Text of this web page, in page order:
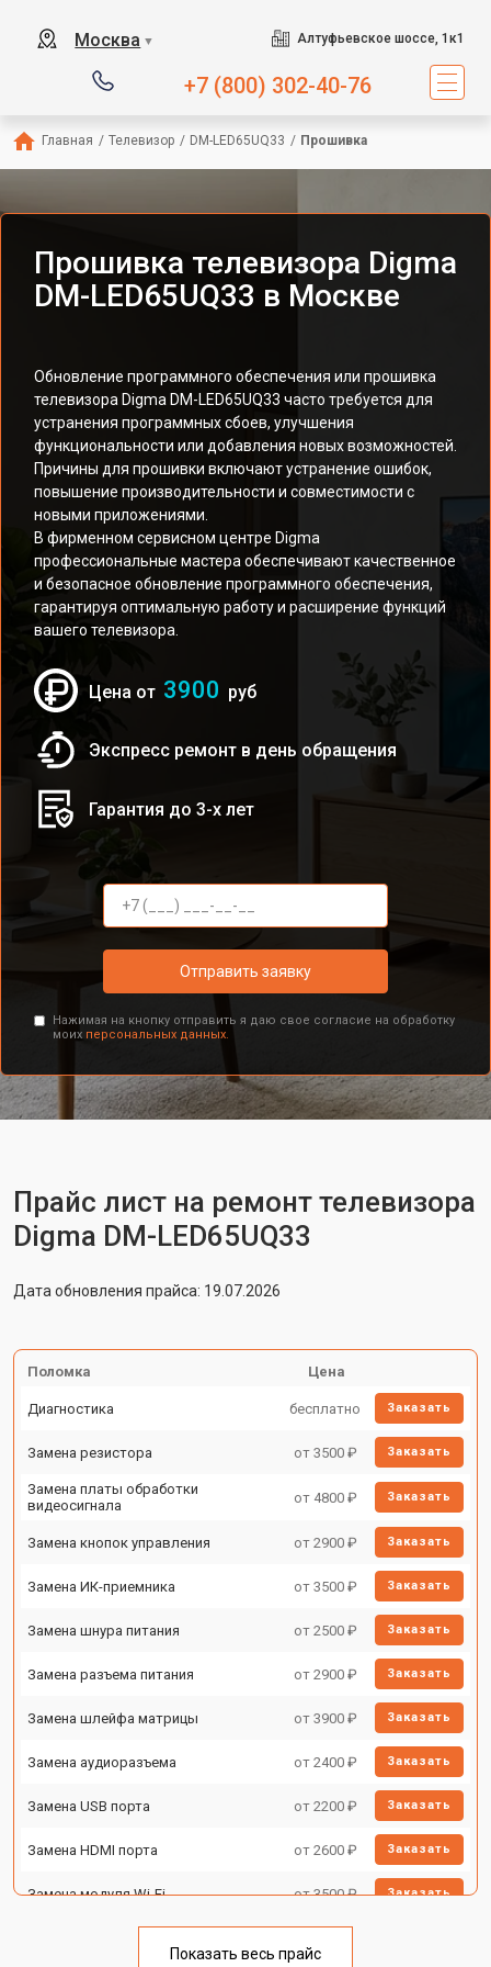
Москва ▼ Алтуфьевское шоссе, 1к1
+7 (800) 302-40-76
Главная / Телевизор / DM-LED65UQ33 / Прошивка
Прошивка телевизора Digma
DM-LED65UQ33 в Москве
Обновление программного обеспечения или прошивка
телевизора Digma DM-LED65UQ33 часто требуется для
устранения программных сбоев, улучшения
функциональности или добавления новых возможностей.
Причины для прошивки включают устранение ошибок,
повышение производительности и совместимости с
новыми приложениями.
В фирменном сервисном центре Digma
профессиональные мастера обеспечивают качественное
и безопасное обновление программного обеспечения,
гарантируя оптимальную работу и расширение функций
вашего телевизора.
Цена от 3900 руб
Экспресс ремонт в день обращения
Гарантия до 3-х лет
Отправить заявку
Нажимая на кнопку отправить я даю свое согласие на обработку
моих персональных данных.
Прайс лист на ремонт телевизора
Digma DM-LED65UQ33
Дата обновления прайса: 19.07.2026
Поломка Цена
Диагностика бесплатно Заказать
Замена резистора от 3500 ₽ Заказать
Замена платы обработки
видеосигнала
от 4800 ₽ Заказать
Замена кнопок управления от 2900 ₽ Заказать
Замена ИК-приемника от 3500 ₽ Заказать
Замена шнура питания от 2500 ₽ Заказать
Замена разъема питания от 2900 ₽ Заказать
Замена шлейфа матрицы от 3900 ₽ Заказать
Замена аудиоразъема от 2400 ₽ Заказать
Замена USB порта от 2200 ₽ Заказать
Замена HDMI порта от 2600 ₽ Заказать
Замена модуля Wi-Fi от 3500 ₽ Заказать
Показать весь прайс